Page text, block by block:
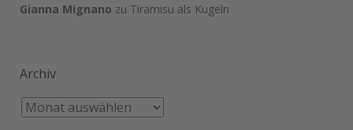
Gianna Mignano zu Tiramisu als Kugeln
Archiv